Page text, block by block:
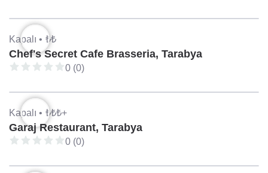
Kapalı • ₺₺
Chef's Secret Cafe Brasseria, Tarabya
0 (0)
Kapalı • ₺₺₺+
Garaj Restaurant, Tarabya
0 (0)